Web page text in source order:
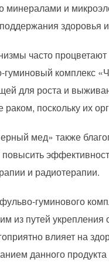
минералами и
здоровья
часто
комплекс
для роста и
раком, поскольку их
мед» также
и радиотерапии.
гуминового
из путей
влияет на
данного